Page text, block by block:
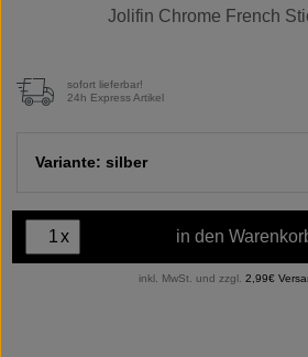
Jolifin Chrome French
sofort lieferbar!
24h Express Artikel
Variante: silber
x in den
inkl. MwSt. und zzgl. 2,99€